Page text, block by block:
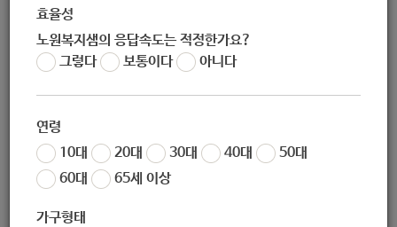
효율성
노원복지샘의 응답속도는 적정한가요?
그렇다
보통이다 아니다
연령
10대
20대 30대 40대
50대
60대
65세 이상
가구형태
노원 복지샘
작성일 2020-09-28 09:51